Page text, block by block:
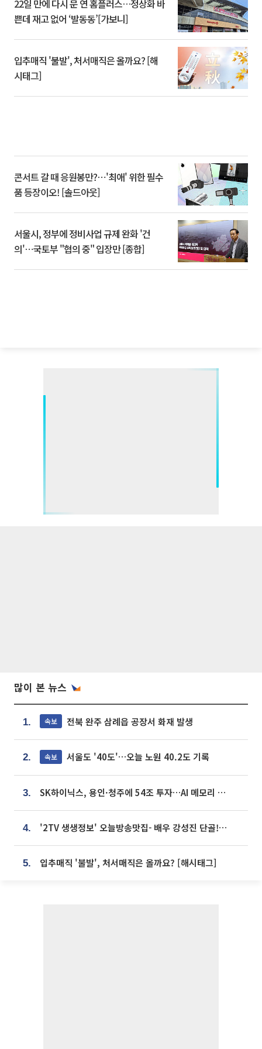
22일 만에 다시 문 연 홈플러스…정상화 바
쁜데 재고 없어 ‘발동동’[가보니]
입추매직 '불발', 처서매직은 올까요? [해
시태그]
콘서트 갈 때 응원봉만?⋯'최애' 위한 필수
품 등장이오! [솔드아웃]
서울시, 정부에 정비사업 규제 완화 '건
의'⋯국토부 "협의 중" 입장만 [종합]
많이 본 뉴스
1. 속보 전북 완주 삼례읍 공장서 화재 발생
2. 속보 서울도 '40도'…오늘 노원 40.2도 기록
3. SK하이닉스, 용인·청주에 54조 투자…AI 메모리 생산기지 키운다
4. '2TV 생생정보' 오늘방송맛집- 배우 강성진 단골! 쌀국수ㆍ푸팟퐁 커리 맛집 '블○○○'
5. 입추매직 '불발', 처서매직은 올까요? [해시태그]